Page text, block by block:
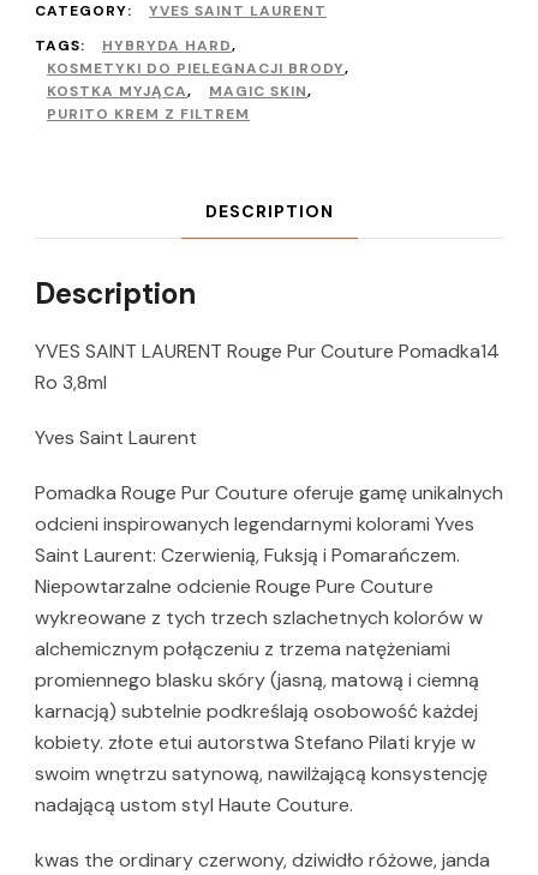
CATEGORY:
YVES SAINT LAURENT
TAGS:
HYBRYDA HARD,
KOSMETYKI DO PIELEGNACJI BRODY,
KOSTKA MYJĄCA, MAGIC SKIN,
PURITO KREM Z FILTREM
DESCRIPTION
Description
YVES SAINT LAURENT Rouge Pur Couture Pomadka14
Ro 3,8ml
Yves Saint Laurent
Pomadka Rouge Pur Couture oferuje gamę unikalnych
odcieni inspirowanych legendarnymi kolorami Yves
Saint Laurent: Czerwienią, Fuksją i Pomarańczem.
Niepowtarzalne odcienie Rouge Pure Couture
wykreowane z tych trzech szlachetnych kolorów w
alchemicznym połączeniu z trzema natężeniami
promiennego blasku skóry (jasną, matową i ciemną
karnacją) subtelnie podkreślają osobowość każdej
kobiety. złote etui autorstwa Stefano Pilati kryje w
swoim wnętrzu satynową, nawilżającą konsystencję
nadającą ustom styl Haute Couture.
kwas the ordinary czerwony, dziwidło różowe, janda